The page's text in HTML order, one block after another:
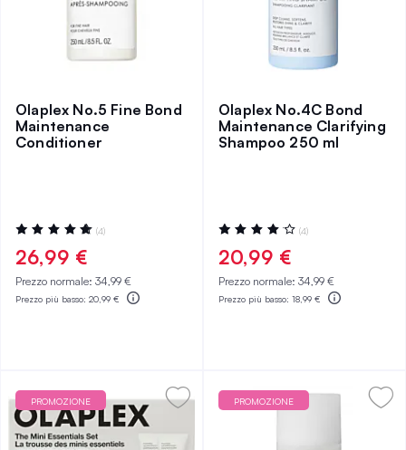
Olaplex No.5 Fine Bond
Maintenance
Conditioner
Valutazione:
100%
(4)
26,99 €
Prezzo normale: 34,99 €
Prezzo più basso: 20,99 €
Olaplex No.4C Bond
Maintenance Clarifying
Shampoo 250 ml
Valutazione:
85%
(4)
20,99 €
Prezzo normale: 34,99 €
Prezzo più basso: 18,99 €
PROMOZIONE PROMOZIONE